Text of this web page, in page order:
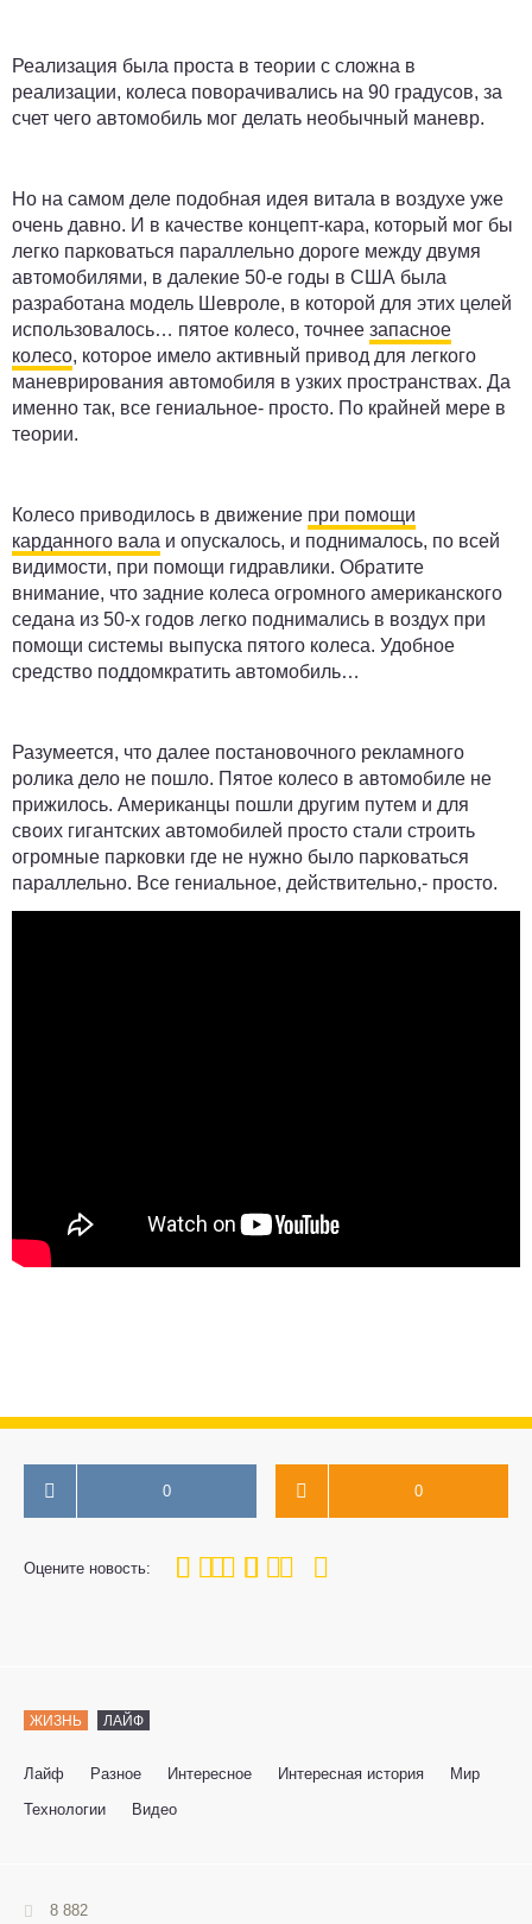
Реализация была проста в теории с сложна в
реализации, колеса поворачивались на 90 градусов, за
счет чего автомобиль мог делать необычный маневр.
Но на самом деле подобная идея витала в воздухе уже
очень давно. И в качестве концепт-кара, который мог бы
легко парковаться параллельно дороге между двумя
автомобилями, в далекие 50-е годы в США была
разработана модель Шевроле, в которой для этих целей
использовалось… пятое колесо, точнее запасное
колесо, которое имело активный привод для легкого
маневрирования автомобиля в узких пространствах. Да
именно так, все гениальное- просто. По крайней мере в
теории.
Колесо приводилось в движение при помощи
карданного вала и опускалось, и поднималось, по всей
видимости, при помощи гидравлики. Обратите
внимание, что задние колеса огромного американского
седана из 50-х годов легко поднимались в воздух при
помощи системы выпуска пятого колеса. Удобное
средство поддомкратить автомобиль…
Разумеется, что далее постановочного рекламного
ролика дело не пошло. Пятое колесо в автомобиле не
прижилось. Американцы пошли другим путем и для
своих гигантских автомобилей просто стали строить
огромные парковки где не нужно было парковаться
параллельно. Все гениальное, действительно,- просто.
0 0
Оцените новость:
100
1 3 4 5
ЖИЗНЬ ЛАЙФ
Лайф Разное Интересное Интересная история
Мир
Технологии
Видео
8 882